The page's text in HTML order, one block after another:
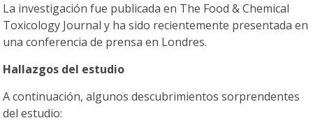
La investigación fue publicada en The Food & Chemical
Toxicology Journal y ha sido recientemente presentada en
una conferencia de prensa en Londres.
Hallazgos del estudio
A continuación, algunos descubrimientos sorprendentes
del estudio: